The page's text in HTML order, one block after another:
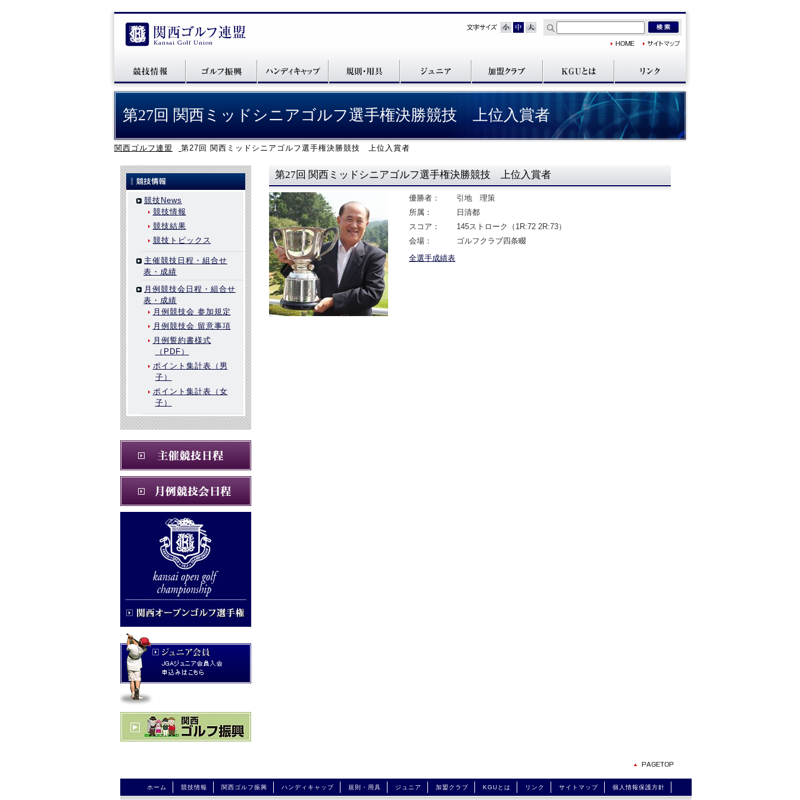
第27回 関西ミッドシニアゴルフ選手権決勝競技 上位入賞者
関西ゴルフ連盟 第27回 関西ミッドシニアゴルフ選手権決勝競技 上位入賞者
第27回 関西ミッドシニアゴルフ選手権決勝競技 上位入賞者
優勝者：
引地 理策
所属：
日清都
スコア：
145ストローク（1R:72 2R:73）
会場：
ゴルフクラブ四条畷
全選手成績表
競技News
競技情報
競技結果
競技トピックス
主催競技日程・組合せ
表・成績
月例競技会日程・組合せ
表・成績
月例競技会 参加規定
月例競技会 留意事項
月例誓約書様式
（PDF）
ポイント集計表（男
子）
ポイント集計表（女
子）
ホーム 競技情報 関西ゴルフ振興 ハンディキャップ 規則・用具 ジュニア 加盟クラブ KGUとは リンク サイトマップ 個人情報保護方針